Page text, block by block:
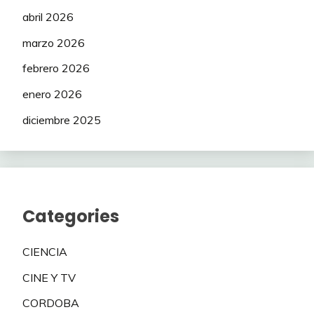
abril 2026
marzo 2026
febrero 2026
enero 2026
diciembre 2025
Categories
CIENCIA
CINE Y TV
CORDOBA